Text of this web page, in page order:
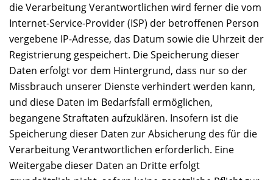
die Verarbeitung Verantwortlichen wird ferner die vom
Internet-Service-Provider (ISP) der betroffenen Person
vergebene IP-Adresse, das Datum sowie die Uhrzeit der
Registrierung gespeichert. Die Speicherung dieser
Daten erfolgt vor dem Hintergrund, dass nur so der
Missbrauch unserer Dienste verhindert werden kann,
und diese Daten im Bedarfsfall ermöglichen,
begangene Straftaten aufzuklären. Insofern ist die
Speicherung dieser Daten zur Absicherung des für die
Verarbeitung Verantwortlichen erforderlich. Eine
Weitergabe dieser Daten an Dritte erfolgt